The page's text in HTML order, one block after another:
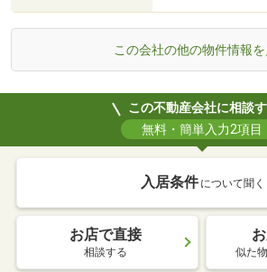
この会社の他の物件情報を
この不動産会社に相談
無料・簡単入力2項目
入居条件 について聞く
お店で直接
相談する 似た